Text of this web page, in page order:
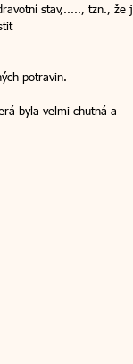
stav,....., tzn., že
potravin.
byla velmi chutná a